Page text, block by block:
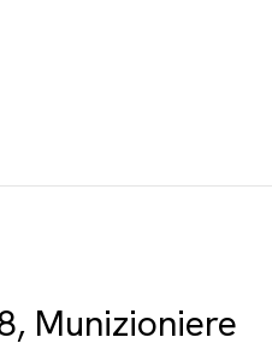
Munizioniere